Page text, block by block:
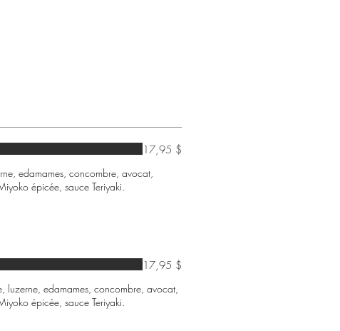
edamames, concombre, avocat,
épicée, sauce Teriyaki.
17,95 $
luzerne, edamames, concombre, avocat,
épicée, sauce Teriyaki.
17,95 $